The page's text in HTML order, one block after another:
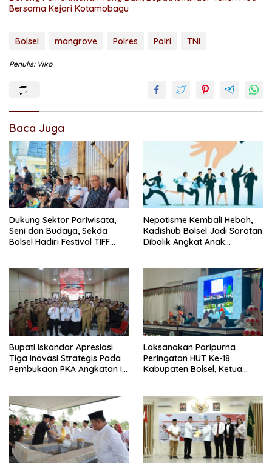
Bersama Kejari Kotamobagu
Bolsel mangrove Polres Polri TNI
Penulis: Viko
Baca Juga
Dukung Sektor Pariwisata,
Seni dan Budaya, Sekda
Bolsel Hadiri Festival TIFF
Nepotisme Kembali Heboh,
Kadishub Bolsel Jadi Sorotan
Dibalik Angkat Anak
Bupati Iskandar Apresiasi
Tiga Inovasi Strategis Pada
Pembukaan PKA Angkatan II
Laksanakan Paripurna
Peringatan HUT Ke-18
Kabupaten Bolsel, Ketua